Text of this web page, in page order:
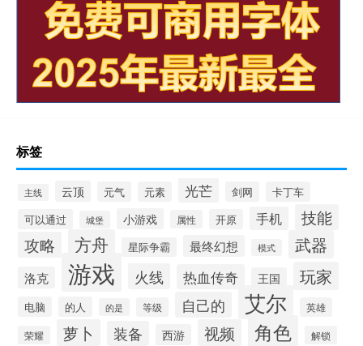
标签
主线 云顶 元气 元素 光芒 剑网
卡丁车
可以通过
城堡 小游戏 属性 开原 手机
技能
攻略
方舟 星际争霸 最终幻想 模式 武器
洛克 游戏 火线 热血传奇 王国 玩家
电脑 的人 的是 等级 自己的 艾尔 英雄
荣耀 萝卜 装备 西游 视频 角色 解锁